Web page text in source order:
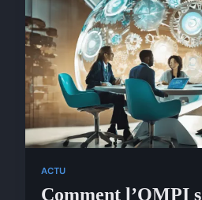
ACTU
Comment l’OMPI